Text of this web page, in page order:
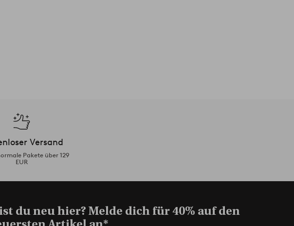
Versand
Pakete über 129
EUR
du neu hier? Melde dich für 40% auf den